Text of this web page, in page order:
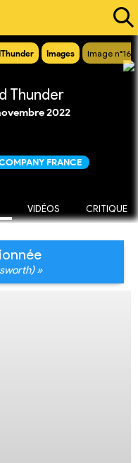
Images Image
Thunder
2022
FRANCE
VIDÉOS CRITIQUE
»